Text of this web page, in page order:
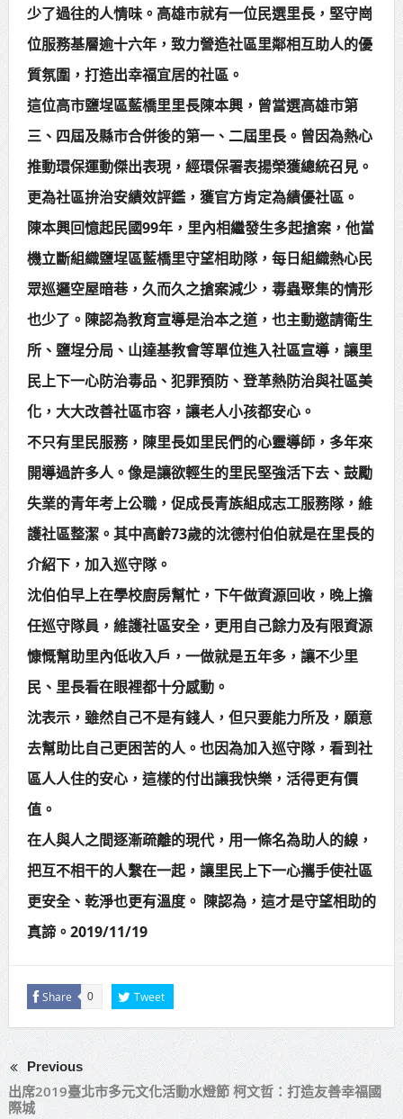
動土創造千個就業機會
高雄「三民運動中心」市長陳其
邁、運動部長李洋各界貴賓共同揭幕
高雄東照山關帝廟全國國中小學書
法比賽 圓滿落幕
賴清德總統主持將官晉任 期勉精進
不對稱戰力
蔣萬安再拋出「倒閣說」 喊推陳其
邁組閣
賴總統肯定「金唐獎」得獎者及入
圍者 允諾完善支持體系
少了過往的人情味。高雄市就有一位民選里長，堅守崗
位服務基層逾十六年，致力營造社區里鄰相互助人的優
質氛圍，打造出幸福宜居的社區。
這位高市鹽埕區藍橋里里長陳本興，曾當選高雄市第
三、四屆及縣市合併後的第一、二屆里長。曾因為熱心
推動環保運動傑出表現，經環保署表揚榮獲總統召見。
更為社區拚治安績效評鑑，獲官方肯定為績優社區。
陳本興回憶起民國99年，里內相繼發生多起搶案，他當
機立斷組織鹽埕區藍橋里守望相助隊，每日組織熱心民
眾巡邏空屋暗巷，久而久之搶案減少，毒蟲聚集的情形
也少了。陳認為教育宣導是治本之道，也主動邀請衛生
所、鹽埕分局、山達基教會等單位進入社區宣導，讓里
民上下一心防治毒品、犯罪預防、登革熱防治與社區美
化，大大改善社區市容，讓老人小孩都安心。
不只有里民服務，陳里長如里民們的心靈導師，多年來
開導過許多人。像是讓欲輕生的里民堅強活下去、鼓勵
失業的青年考上公職，促成長青族組成志工服務隊，維
護社區整潔。其中高齡73歲的沈德村伯伯就是在里長的
介紹下，加入巡守隊。
沈伯伯早上在學校廚房幫忙，下午做資源回收，晚上擔
任巡守隊員，維護社區安全，更用自己餘力及有限資源
慷慨幫助里內低收入戶，一做就是五年多，讓不少里
民、里長看在眼裡都十分感動。
沈表示，雖然自己不是有錢人，但只要能力所及，願意
去幫助比自己更困苦的人。也因為加入巡守隊，看到社
區人人住的安心，這樣的付出讓我快樂，活得更有價
值。
在人與人之間逐漸疏離的現代，用一條名為助人的線，
把互不相干的人繫在一起，讓里民上下一心攜手使社區
更安全、乾淨也更有溫度。 陳認為，這才是守望相助的
真諦。2019/11/19
Share 0 Tweet
Previous
出席2019臺北市多元文化活動水燈節 柯文哲：打造友善幸福國
際城